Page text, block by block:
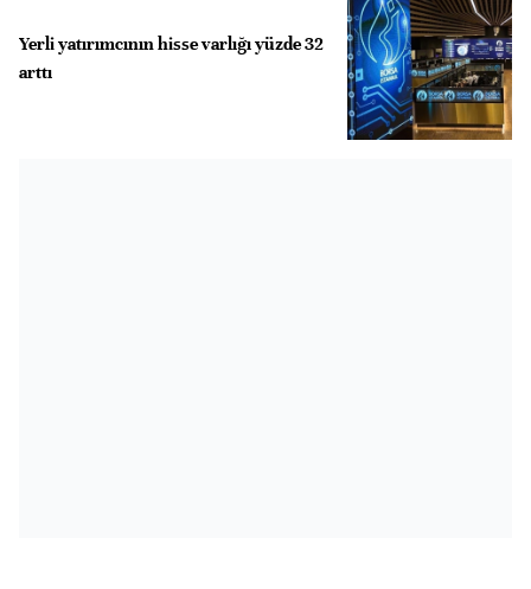
Yerli yatırımcının hisse varlığı yüzde 32
arttı